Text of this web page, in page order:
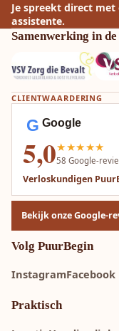
Je spreekt direct
assistente.
Samenwerking in
CLIENTWAARDERING
G Google
5,0★★★★★
58 Google-
Verloskundigen
Bekijk onze Google-
Volg PuurBegin
InstagramFacebook
Praktisch